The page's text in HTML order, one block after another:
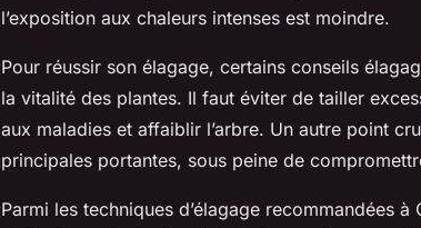
l’exposition aux chaleurs intenses est moindre.
Pour réussir son élagage, certains conseils
la vitalité des plantes. Il faut éviter de tailler
aux maladies et affaiblir l’arbre. Un autre point
principales portantes, sous peine de
Parmi les techniques d’élagage recommandées